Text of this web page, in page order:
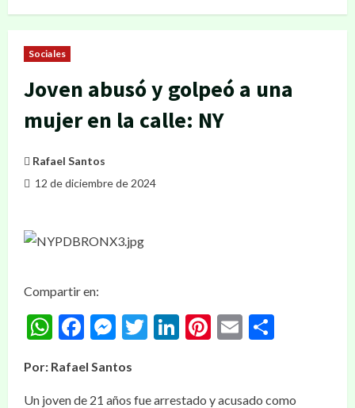
Sociales
Joven abusó y golpeó a una
mujer en la calle: NY
Rafael Santos
12 de diciembre de 2024
Compartir en:
WhatsApp
Facebook
Messenger
Twitter
LinkedIn
Pinterest
Email
Por: Rafael Santos
Un joven de 21 años fue arrestado y acusado como